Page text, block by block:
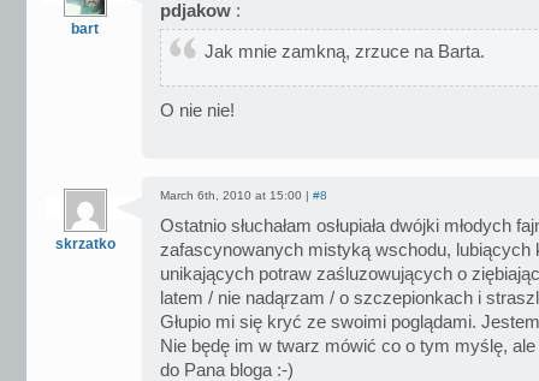
bart
pdjakow :
Jak mnie zamkną, zrzuce na Barta.
O nie nie!
skrzatko
March 6th, 2010 at 15:00 | #8
Ostatnio słuchałam osłupiała dwójki młodych
zafascynowanych mistyką wschodu, lubiących
unikających potraw zaśluzowujących o
latem / nie nadąrzam / o szczepionkach i
Głupio mi się kryć ze swoimi poglądami.
Nie będę im w twarz mówić co o tym myślę, ale
do Pana bloga :-)